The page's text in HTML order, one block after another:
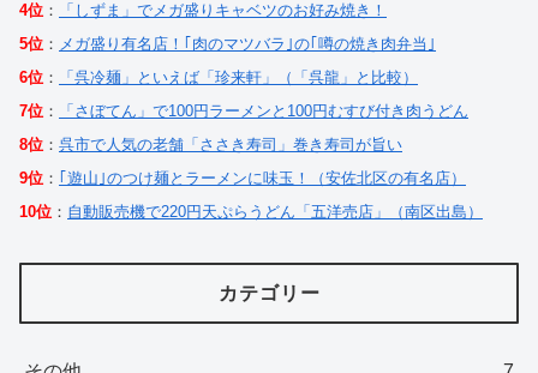
4位 ：
「しずま」でメガ盛りキャベツのお好み焼き！
5位 ： メガ盛り有名店！｢肉のマツバラ｣の｢噂の焼き肉弁当｣
6位 ：
「呉冷麺」といえば「珍来軒」（「呉龍」と比較）
7位 ：
「さぼてん」で100円ラーメンと100円むすび付き肉うどん
8位 ： 呉市で人気の老舗「ささき寿司」巻き寿司が旨い
9位 ： ｢遊山｣のつけ麺とラーメンに味玉！（安佐北区の有名店）
10位 ： 自動販売機で220円天ぷらうどん「五洋売店」（南区出島）
カテゴリー